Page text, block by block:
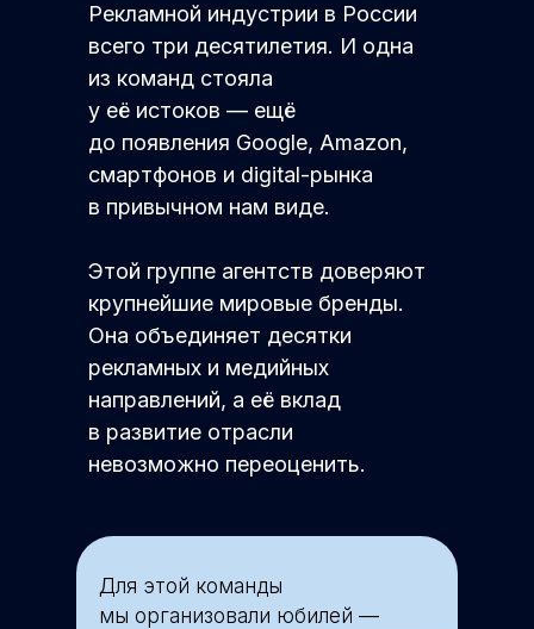
Для этой команды
мы организовали юбилей —
Рекламной индустрии в России
всего три десятилетия. И одна
из команд стояла
у её истоков — ещё
до появления Google, Amazon,
смартфонов и digital-рынка
в привычном нам виде.
Этой группе агентств доверяют
крупнейшие мировые бренды.
Она объединяет десятки
рекламных и медийных
направлений, а её вклад
в развитие отрасли
невозможно переоценить.